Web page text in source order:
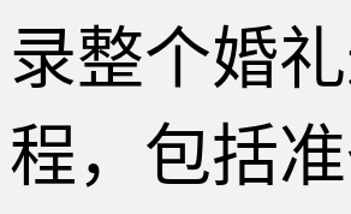
录整个婚
程，包括准